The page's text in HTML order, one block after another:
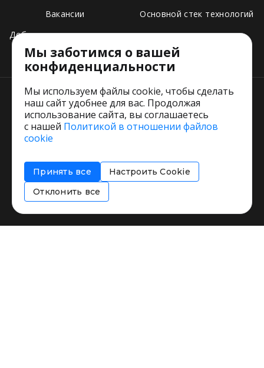
Вакансии
Добавить свое заведение
Тарифы
Основной стек технологий
Пользовательское соглашение
Соглашение об информировании
Политика использования cookies
Мы заботимся о вашей
конфиденциальности
Мы используем файлы cookie, чтобы сделать
наш сайт удобнее для вас. Продолжая
использование сайта, вы соглашаетесь
с нашей Политикой в отношении файлов
cookie
Принять все
Настроить Cookie
Отклонить все